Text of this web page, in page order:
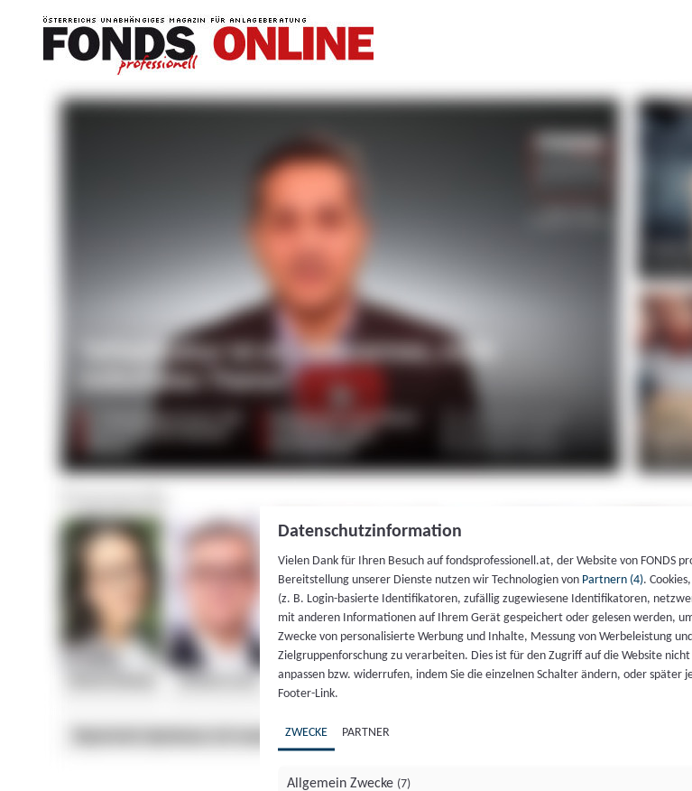
Datenschutzinformation
Vielen Dank für Ihren Besuch auf fondsprofessionell.at, der Website von FONDS
Bereitstellung unserer Dienste nutzen wir Technologien von Partnern (4).
(z. B. Login-basierte Identifikatoren, zufällig zugewiesene Identifikatoren,
mit anderen Informationen auf Ihrem Gerät gespeichert oder gelesen werden,
Zwecke von personalisierte Werbung und Inhalte, Messung von Werbeleistung
Zielgruppenforschung zu verarbeiten. Dies ist für den Zugriff auf die Website
anpassen bzw. widerrufen, indem Sie die einzelnen Schalter ändern, oder
Footer-Link.
ZWECKE PARTNER
Allgemein Zwecke (7)